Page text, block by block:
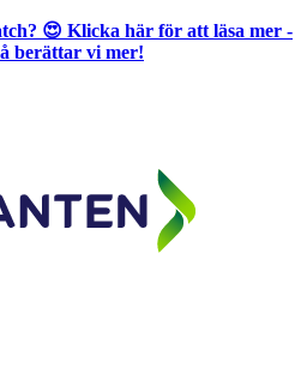
😍 Klicka här för att läsa mer -
berättar vi mer!